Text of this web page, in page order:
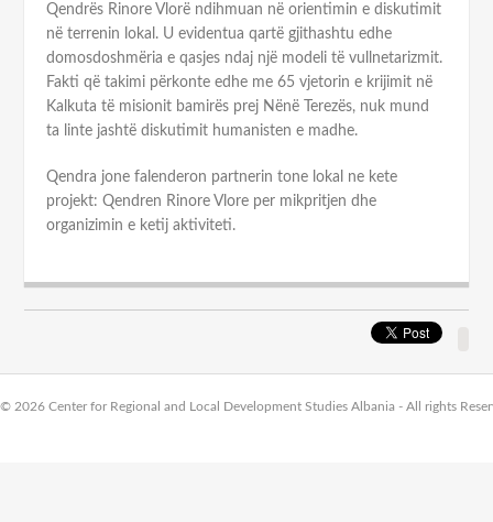
Qendrës Rinore Vlorë ndihmuan në orientimin e diskutimit
në terrenin lokal. U evidentua qartë gjithashtu edhe
domosdoshmëria e qasjes ndaj një modeli të vullnetarizmit.
Fakti që takimi përkonte edhe me 65 vjetorin e krijimit në
Kalkuta të misionit bamirës prej Nënë Terezës, nuk mund
ta linte jashtë diskutimit humanisten e madhe.
Qendra jone falenderon partnerin tone lokal ne kete
projekt: Qendren Rinore Vlore per mikpritjen dhe
organizimin e ketij aktiviteti.
© 2026 Center for Regional and Local Development Studies Albania - All rights